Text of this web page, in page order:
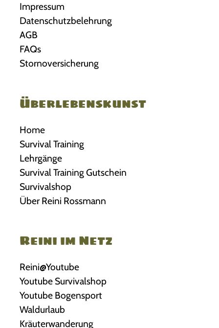
Impressum
Datenschutzbelehrung
AGB
FAQs
Stornoversicherung
Überlebenskunst
Home
Survival Training
Lehrgänge
Survival Training Gutschein
Survivalshop
Über Reini Rossmann
Reini im Netz
Reini@Youtube
Youtube Survivalshop
Youtube Bogensport
Waldurlaub
Kräuterwanderung